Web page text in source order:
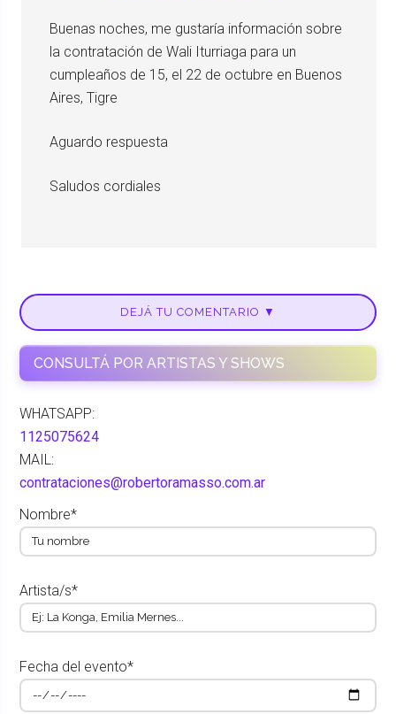
Buenas noches, me gustaría información sobre
la contratación de Wali Iturriaga para un
cumpleaños de 15, el 22 de octubre en Buenos
Aires, Tigre
Aguardo respuesta
Saludos cordiales
DEJÁ TU COMENTARIO ▼
CONSULTÁ POR ARTISTAS Y SHOWS
WHATSAPP:
1125075624
MAIL:
contrataciones@robertoramasso.com.ar
Nombre*
Artista/s*
Fecha del evento*